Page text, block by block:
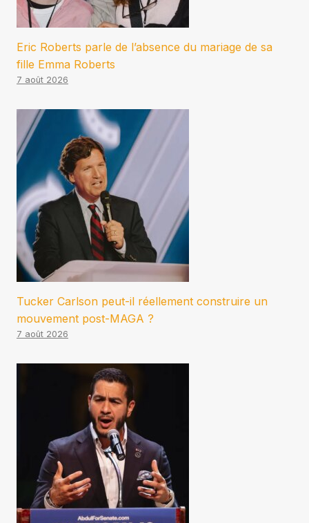
Eric Roberts parle de l’absence du mariage de sa
fille Emma Roberts
7 août 2026
Tucker Carlson peut-il réellement construire un
mouvement post-MAGA ?
7 août 2026